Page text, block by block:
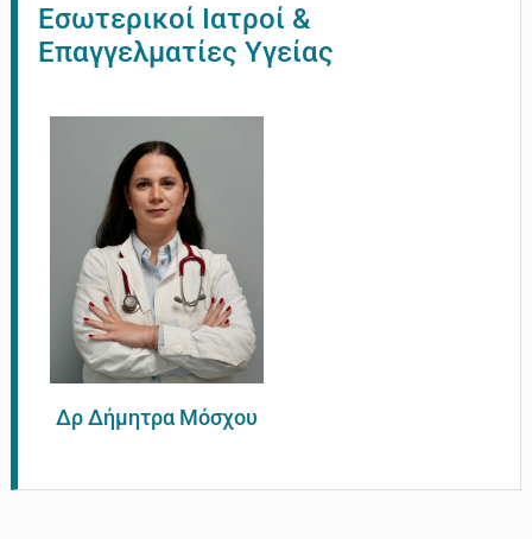
Εσωτερικοί Ιατροί &
Επαγγελματίες Υγείας
Δρ Δήμητρα Μόσχου